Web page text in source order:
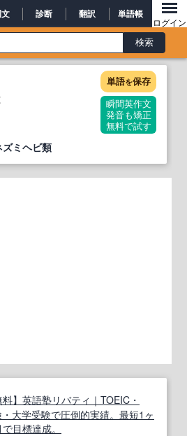
診断 翻訳 単語帳
ログイン
単語を保存
瞬間英作文
発音も矯正
無料で試す
ミヘビ類
料】英語塾リバティ｜TOEIC・
大学受験で圧倒的実績。最短1ヶ
目標達成。